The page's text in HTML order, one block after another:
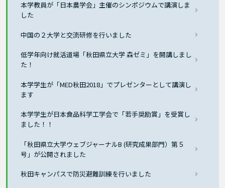
本学教員が「日本農学会」主催のシンポジウムで講演しま
した
中国の２大学と交流研修を行いました
低学年向け就活道場「秋田県立大学 森ゼミ」を開講しまし
た！
本学学生が「MED秋田2018」でプレゼンターとして講演し
ます
本学学生が日本食品科学工学会で「若手奨励賞」を受賞し
ました！！
「秋田県立大学ウェブジャーナルB (研究成果部門）第５
号」が公開されました
秋田キャンパスで防災避難訓練を行いました